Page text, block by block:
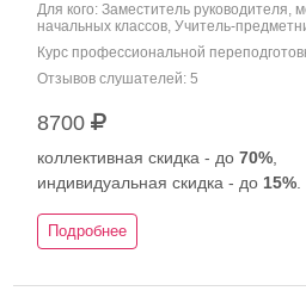
Для кого: Заместитель руководителя,
начальных классов, Учитель-
Курс профессиональной
Отзывов слушателей: 5
8700
коллективная скидка - до 70%
индивидуальная скидка - до 15%
Подробнее